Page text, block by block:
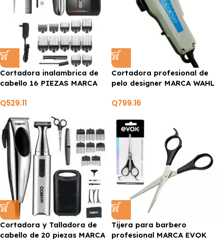
Cortadora inalambrica de
cabello 16 PIEZAS MARCA
Q529.11
Cortadora profesional de
pelo designer MARCA WAHL
Q799.16
Cortadora y Talladora de
cabello de 20 piezas MARCA
Tijera para barbero
profesional MARCA EVOK